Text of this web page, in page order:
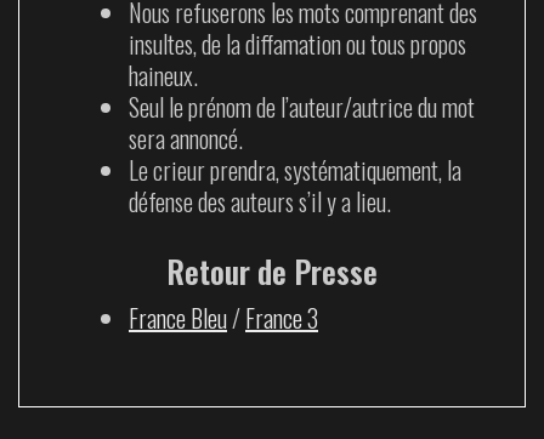
Nous refuserons les mots comprenant des
insultes, de la diffamation ou tous propos
haineux.
Seul le prénom de l’auteur/autrice du mot
sera annoncé.
Le crieur prendra, systématiquement, la
défense des auteurs s’il y a lieu.
Retour de Presse
France Bleu/France 3